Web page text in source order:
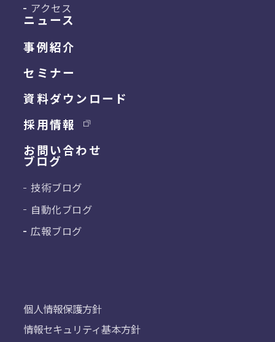
個人情報保護方針
情報セキュリティ基本方針
ニュース
事例紹介
セミナー
資料ダウンロード
採用情報
お問い合わせ
アクセス
ブログ
技術ブログ
自動化ブログ
広報ブログ